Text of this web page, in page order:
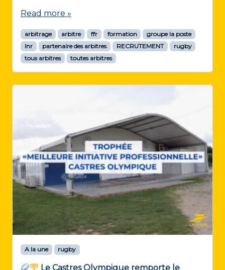
Read more »
arbitrage arbitre ffr formation
groupe la poste
lnr
partenaire des arbitres RECRUTEMENT
rugby
tous arbitres
toutes arbitres
A la une rugby
Le Castres Olympique remporte le